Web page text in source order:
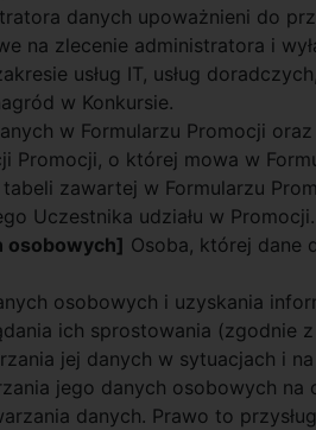
danych upoważnieni do
na zlecenie administratora i
usług IT, usług
w Konkursie.
w Formularzu Promocji
Promocji, o której mowa w
zawartej w Formularzu
Uczestnika udziału w Promocji.
osobowych] Osoba, której dane
osobowych i uzyskania
ich sprostowania (zgodnie z
jej danych w sytuacjach i
jego danych osobowych
danych. Prawo to